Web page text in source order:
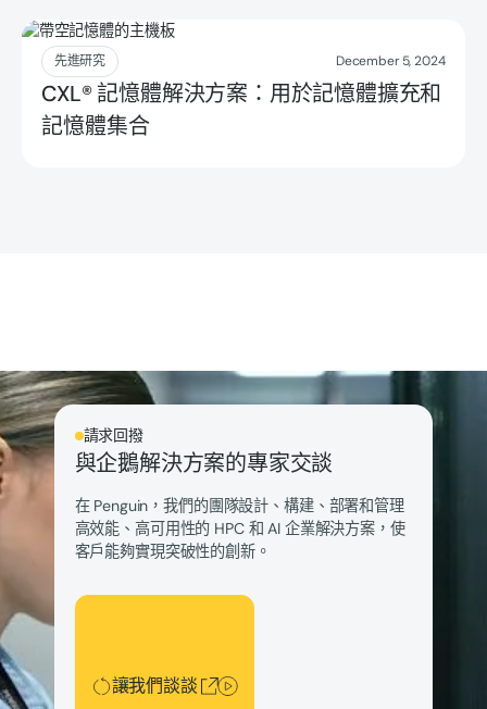
先進研究 December 5, 2024
CXL® 記憶體解決方案：用於記憶體擴充和
記憶體集合
Read more
請求回撥
與企鵝解決方案的專家交談
在 Penguin，我們的團隊設計、構建、部署和管理
高效能、高可用性的 HPC 和 AI 企業解決方案，使
客戶能夠實現突破性的創新。
讓我們談談
讓我們談談